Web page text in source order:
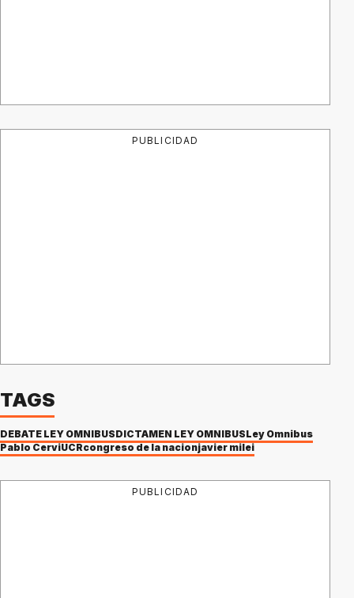
PUBLICIDAD
TAGS
DEBATE LEY ÓMNIBUSDICTAMEN LEY ÓMNIBUSLey Ómnibus
Pablo CerviUCRcongreso de la nacionjavier milei
PUBLICIDAD